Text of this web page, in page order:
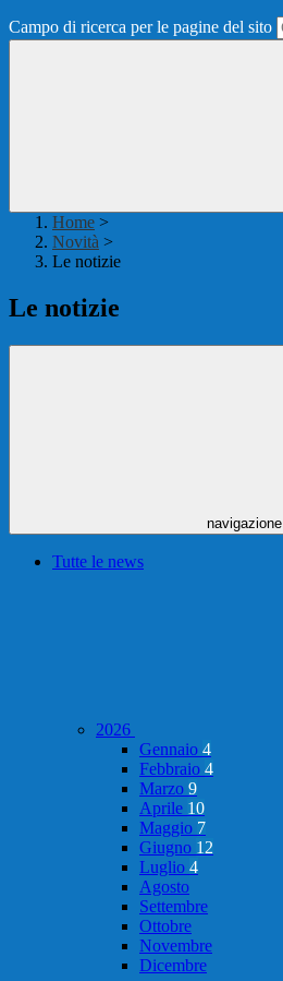
Campo di ricerca per le pagine del sito
Home >
Novità >
Le notizie
Le notizie
navigazione
Tutte le news
2026
Gennaio 4
Febbraio 4
Marzo 9
Aprile 10
Maggio 7
Giugno 12
Luglio 4
Agosto
Settembre
Ottobre
Novembre
Dicembre